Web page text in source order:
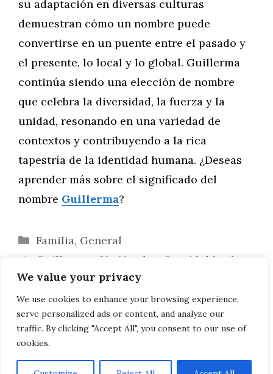
We value your privacy
We use cookies to enhance your browsing experience,
serve personalized ads or content, and analyze our
traffic. By clicking "Accept All", you consent to our use of
cookies.
su adaptación en diversas culturas
demuestran cómo un nombre puede
convertirse en un puente entre el pasado y
el presente, lo local y lo global. Guillerma
continúa siendo una elección de nombre
que celebra la diversidad, la fuerza y la
unidad, resonando en una variedad de
contextos y contribuyendo a la rica
tapestría de la identidad humana. ¿Deseas
aprender más sobre el significado del
nombre Guillerma?
Categorías
Familia, General
Guillerma: ¿Un Nombre Que Moldea la
Personalidad?
Guillerma en las Letras: Un Nombre que
Resuena en la Literatura